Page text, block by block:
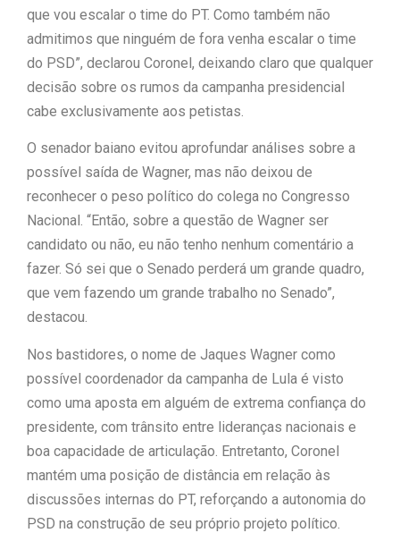
que vou escalar o time do PT. Como também não
admitimos que ninguém de fora venha escalar o time
do PSD”, declarou Coronel, deixando claro que qualquer
decisão sobre os rumos da campanha presidencial
cabe exclusivamente aos petistas.
O senador baiano evitou aprofundar análises sobre a
possível saída de Wagner, mas não deixou de
reconhecer o peso político do colega no Congresso
Nacional. “Então, sobre a questão de Wagner ser
candidato ou não, eu não tenho nenhum comentário a
fazer. Só sei que o Senado perderá um grande quadro,
que vem fazendo um grande trabalho no Senado”,
destacou.
Nos bastidores, o nome de Jaques Wagner como
possível coordenador da campanha de Lula é visto
como uma aposta em alguém de extrema confiança do
presidente, com trânsito entre lideranças nacionais e
boa capacidade de articulação. Entretanto, Coronel
mantém uma posição de distância em relação às
discussões internas do PT, reforçando a autonomia do
PSD na construção de seu próprio projeto político.